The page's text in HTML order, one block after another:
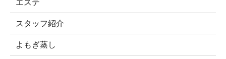
スタッフ紹介
よもぎ蒸し